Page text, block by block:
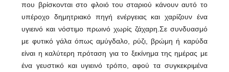
που βρίσκονται στο φλοιό του σταριού κάνουν αυτό το
υπέροχο δημητριακό πηγή ενέργειας και χαρίζουν ένα
υγιεινό και νόστιμο πρωινό χωρίς ζάχαρη.Σε συνδυασμό
με φυτικό γάλα όπως αμύγδαλο, ρύζι, βρώμη ή καρύδα
είναι η καλύτερη πρόταση για το ξεκίνημα της ημέρας με
ένα γευστικό και υγιεινό τρόπο, αφού τα συγκεκριμένα